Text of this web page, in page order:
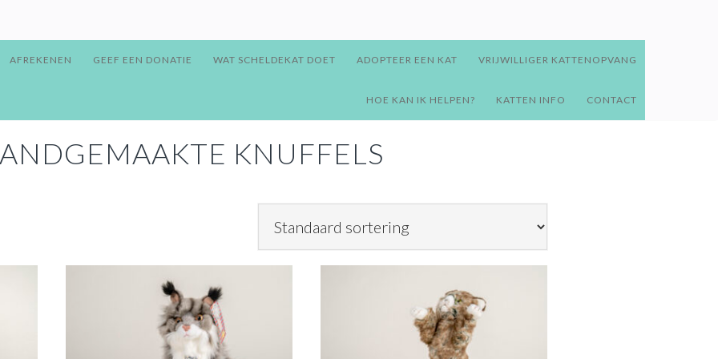
AFREKENEN GEEF EEN DONATIE WAT SCHELDEKAT DOET ADOPTEER EEN KAT VRIJWILLIGER KATTENOPVANG
HOE KAN IK HELPEN? KATTEN INFO CONTACT
KNUFFELS